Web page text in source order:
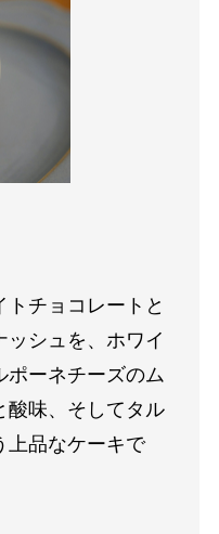
チョコレートと
シュを、ホワイ
ポーネチーズのム
酸味、そしてタル
上品なケーキで